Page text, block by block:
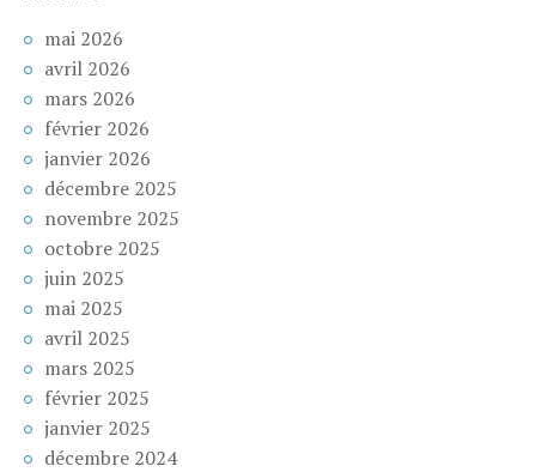
mai 2026
avril 2026
mars 2026
février 2026
janvier 2026
décembre 2025
novembre 2025
octobre 2025
juin 2025
mai 2025
avril 2025
mars 2025
février 2025
janvier 2025
décembre 2024